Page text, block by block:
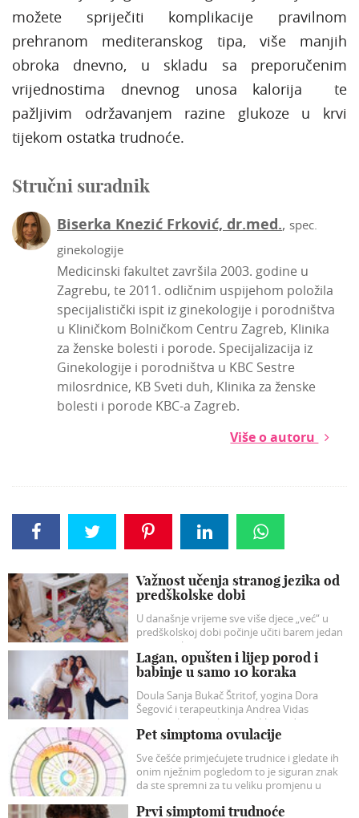
možete spriječiti komplikacije pravilnom
prehranom mediteranskog tipa, više manjih
obroka dnevno, u skladu sa preporučenim
vrijednostima dnevnog unosa kalorija te
pažljivim održavanjem razine glukoze u krvi
tijekom ostatka trudnoće.
Stručni suradnik
Biserka Knezić Frković, dr.med., spec.
ginekologije
Medicinski fakultet završila 2003. godine u
Zagrebu, te 2011. odličnim uspijehom položila
specijalistički ispit iz ginekologije i porodništva
u Kliničkom Bolničkom Centru Zagreb, Klinika
za ženske bolesti i porode. Specijalizacija iz
Ginekologije i porodništva u KBC Sestre
milosrdnice, KB Sveti duh, Klinika za ženske
bolesti i porode KBC-a Zagreb.
Više o autoru
Važnost učenja stranog jezika od
predškolske dobi
U današnje vrijeme sve više djece „već“ u
predškolskoj dobi počinje učiti barem jedan
strani jezik.
Lagan, opušten i lijep porod i
babinje u samo 10 koraka
Doula Sanja Bukač Štritof, yogina Dora
Šegović i terapeutkinja Andrea Vidas
pripremile su prekrasan ciklus radionica
pripreme za porod i babinje kroz 10
Pet simptoma ovulacije
Sve češće primjećujete trudnice i gledate ih
onim nježnim pogledom to je siguran znak
da ste spremni za tu veliku promjenu u
Prvi simptomi trudnoće